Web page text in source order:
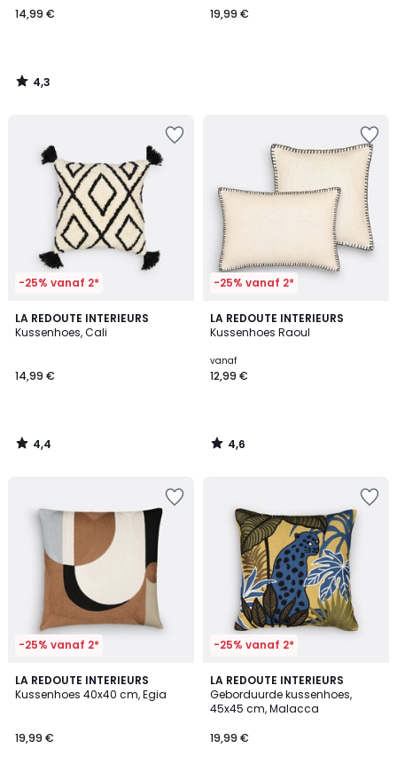
14,99 €
4,3
/
19,99 €
-25% vanaf 2*
LA REDOUTE INTERIEURS
Kussenhoes, Cali
14,99 €
4,4
/ 5
4,4
/
-25% vanaf 2*
LA REDOUTE INTERIEURS
Kussenhoes Raoul
vanaf
12,99 €
4,6
/ 5
4,6
/
-25% vanaf 2*
LA REDOUTE INTERIEURS
Kussenhoes 40x40 cm, Egia
19,99 €
4,4
/ 5
-25% vanaf 2*
LA REDOUTE INTERIEURS
Geborduurde kussenhoes,
45x45 cm, Malacca
19,99 €
4,8
/ 5